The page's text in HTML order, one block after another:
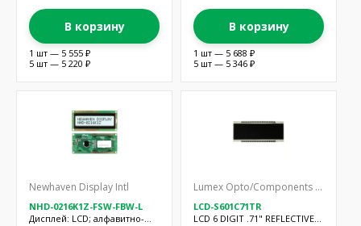
В корзину
1 шт — 5 555 ₽
5 шт — 5 220 ₽
В корзину
1 шт — 5 688 ₽
5 шт — 5 346 ₽
Newhaven Display Intl
NHD-0216K1Z-FSW-FBW-L
Дисплей: LCD; алфавитно-
Lumex Opto/Components Inc.
LCD-S601C71TR
LCD 6 DIGIT .71" REFLECTIVE